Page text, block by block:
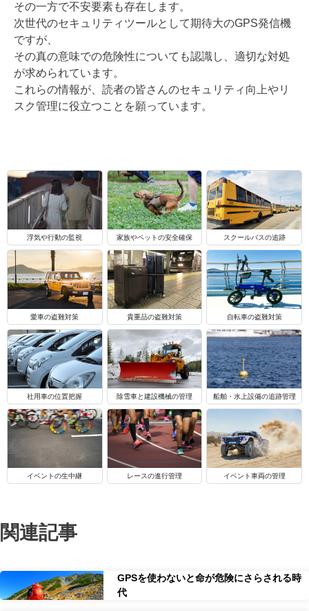
その一方で不安要素も存在します。
次世代のセキュリティツールとして期待大のGPS発信機
ですが、
その真の意味での危険性についても認識し、適切な対処
が求められています。
これらの情報が、読者の皆さんのセキュリティ向上やリ
スク管理に役立つことを願っています。
浮気や行動の監視 家族やペットの安全確保 スクールバスの追跡
愛車の盗難対策 貴重品の盗難対策 自転車の盗難対策
社用車の位置把握 除雪車と建設機械の管理 船舶・水上設備の追跡管理
イベントの生中継 レースの進行管理 イベント車両の管理
関連記事
GPSを使わないと命が危険にさらされる時
代